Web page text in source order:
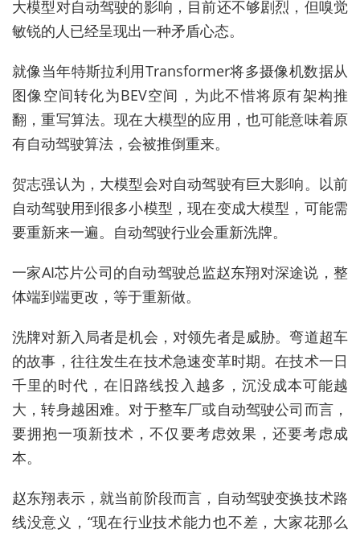
大模型对自动驾驶的影响，目前还不够剧烈，但嗅觉
敏锐的人已经呈现出一种矛盾心态。
就像当年特斯拉利用Transformer将多摄像机数据从
图像空间转化为BEV空间，为此不惜将原有架构推
翻，重写算法。现在大模型的应用，也可能意味着原
有自动驾驶算法，会被推倒重来。
贺志强认为，大模型会对自动驾驶有巨大影响。以前
自动驾驶用到很多小模型，现在变成大模型，可能需
要重新来一遍。自动驾驶行业会重新洗牌。
一家AI芯片公司的自动驾驶总监赵东翔对深途说，整
体端到端更改，等于重新做。
洗牌对新入局者是机会，对领先者是威胁。弯道超车
的故事，往往发生在技术急速变革时期。在技术一日
千里的时代，在旧路线投入越多，沉没成本可能越
大，转身越困难。对于整车厂或自动驾驶公司而言，
要拥抱一项新技术，不仅要考虑效果，还要考虑成
本。
赵东翔表示，就当前阶段而言，自动驾驶变换技术路
线没意义，“现在行业技术能力也不差，大家花那么